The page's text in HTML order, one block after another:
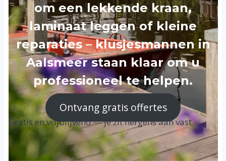
om een lekkende kraan,
laminaat leggen of kleine
reparaties – klusjesmannen in
Aalsmeer staan klaar om u
professioneel te helpen.
Ontvang gratis offertes
Gratis en vrijblijvend — je zit nergens aan vast